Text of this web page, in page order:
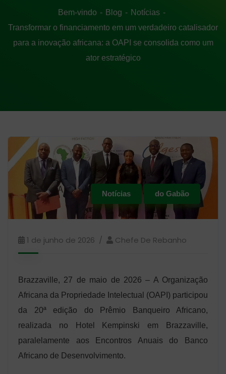
Bem-vindo Blog
Notícias
Transformar o financiamento em um verdadeiro catalisador
para a inovação africana: a OAPI se consolida como um
ator estratégico
Notícias do Gabão
1 de junho de 2026 Chefe De Rebanho
Brazzaville, 27 de maio de 2026 – A Organização
Africana da Propriedade Intelectual (OAPI) participou
da 20ª edição do Prêmio Banqueiro Africano,
realizada no Hotel Kempinski em Brazzaville,
paralelamente aos Encontros Anuais do Banco
Africano de Desenvolvimento.